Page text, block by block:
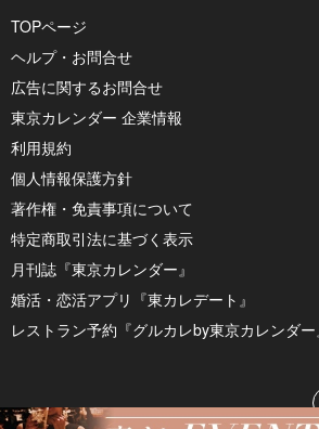
TOPページ
ヘルプ・お問合せ
広告に関するお問合せ
東京カレンダー 企業情報
利用規約
個人情報保護方針
著作権・免責事項について
特定商取引法に基づく表示
月刊誌『東京カレンダー』
婚活・恋活アプリ『東カレデート』
レストラン予約『グルカレby東京カレンダー